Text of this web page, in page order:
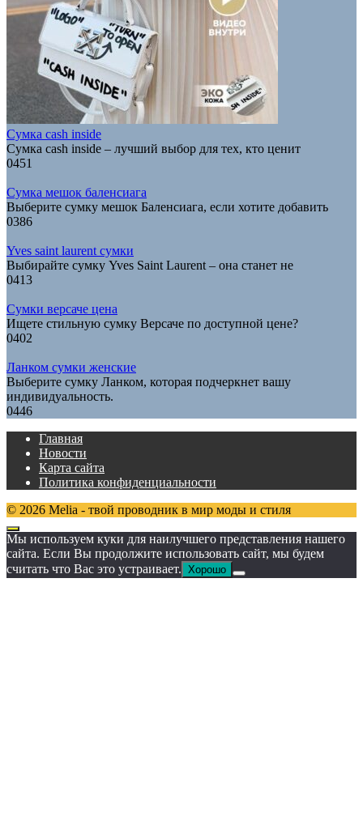
Сумка cash inside
Сумка cash inside – лучший выбор для тех, кто ценит
0451
Сумка мешок баленсиага
Выберите сумку мешок Баленсиага, если хотите добавить
0386
Yves saint laurent сумки
Выбирайте сумку Yves Saint Laurent – она станет не
0413
Сумки версаче цена
Ищете стильную сумку Версаче по доступной цене?
0402
Ланком сумки женские
Выберите сумку Ланком, которая подчеркнет вашу
индивидуальность.
0446
Главная
Новости
Карта сайта
Политика конфиденциальности
© 2026 Melia - твой проводник в мир моды и стиля
Мы используем куки для наилучшего представления нашего
сайта. Если Вы продолжите использовать сайт, мы будем
считать что Вас это устраивает. Хорошо